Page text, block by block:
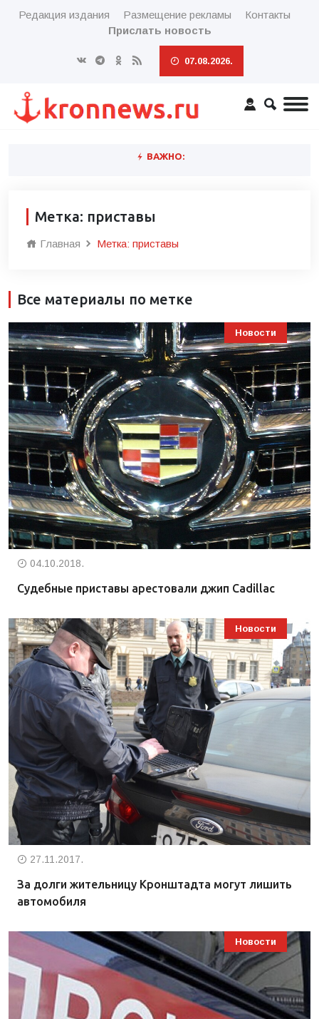
Редакция издания Размещение рекламы
Контакты
Прислать новость
07.08.2026.
ВАЖНО:
Метка: приставы
Главная Метка: приставы
Все материалы по метке
Новости
04.10.2018.
Судебные приставы арестовали джип Cadillac
Новости
27.11.2017.
За долги жительницу Кронштадта могут лишить
автомобиля
Новости